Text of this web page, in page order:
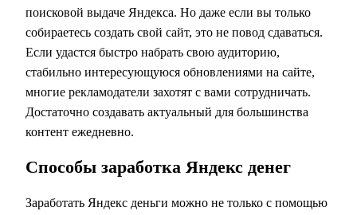
поисковой выдаче Яндекса. Но даже если вы только
собираетесь создать свой сайт, это не повод сдаваться.
Если удастся быстро набрать свою аудиторию,
стабильно интересующуюся обновлениями на сайте,
многие рекламодатели захотят с вами сотрудничать.
Достаточно создавать актуальный для большинства
контент ежедневно.
Способы заработка Яндекс денег
Заработать Яндекс деньги можно не только с помощью